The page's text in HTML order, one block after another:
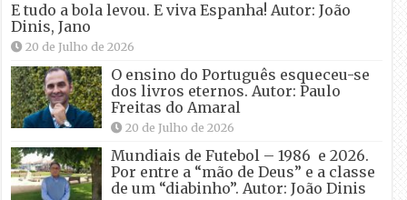
E tudo a bola levou. E viva Espanha! Autor: João
Dinis, Jano
20 de Julho de 2026
O ensino do Português esqueceu-se
dos livros eternos. Autor: Paulo
Freitas do Amaral
20 de Julho de 2026
Mundiais de Futebol – 1986 e 2026.
Por entre a “mão de Deus” e a classe
de um “diabinho”. Autor: João Dinis